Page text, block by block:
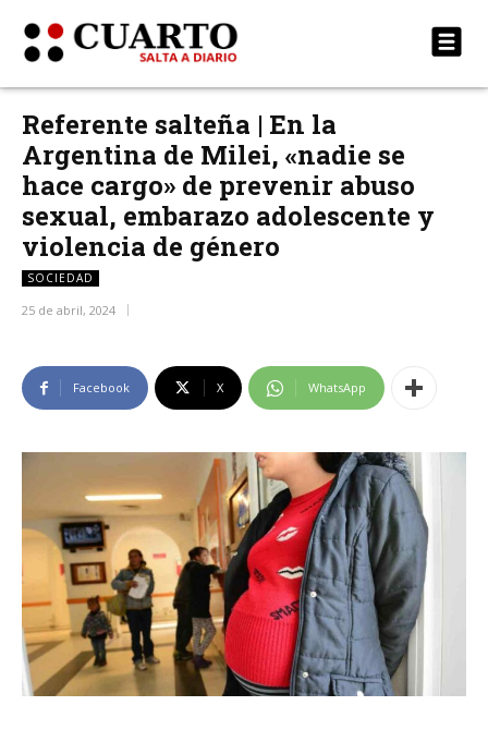
Referente salteña | En la
Argentina de Milei, «nadie se
hace cargo» de prevenir abuso
sexual, embarazo adolescente y
violencia de género
SOCIEDAD
25 de abril, 2024
Facebook X WhatsApp